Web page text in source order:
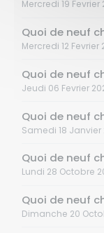
Mercredi 19 Fevrier
Quoi de neuf
Mercredi 12 Fevrier
Quoi de neuf
Jeudi 06 Fevrier
Quoi de neuf
Samedi 18 Janvier
Quoi de neuf
Lundi 28 Octobre
Quoi de neuf
Dimanche 20